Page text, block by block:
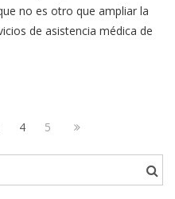
no es otro que ampliar la
de asistencia médica de
Page
4 Page
5
Next